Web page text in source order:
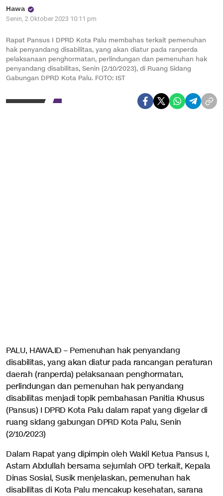
Hawa
Senin, 2 Oktober 2023 10:11 pm
Rapat Pansus I DPRD Kota Palu membahas terkait pemenuhan
hak penyandang disabilitas, yang akan diatur pada ranperda
pelaksanaan penghormatan, perlindungan dan pemenuhan hak
penyandang disabilitas, Senin (2/10/2023), di Ruang Sidang
Gabungan DPRD Kota Palu. FOTO: IST
PALU, HAWA.ID – Pemenuhan hak penyandang
disabilitas, yang akan diatur pada rancangan peraturan
daerah (ranperda) pelaksanaan penghormatan,
perlindungan dan pemenuhan hak penyandang
disabilitas menjadi topik pembahasan Panitia Khusus
(Pansus) I DPRD Kota Palu dalam rapat yang digelar di
ruang sidang gabungan DPRD Kota Palu, Senin
(2/10/2023)
Dalam Rapat yang dipimpin oleh Wakil Ketua Pansus I,
Astam Abdullah bersama sejumlah OPD terkait, Kepala
Dinas Sosial, Susik menjelaskan, pemenuhan hak
disabilitas di Kota Palu mencakup kesehatan, sarana